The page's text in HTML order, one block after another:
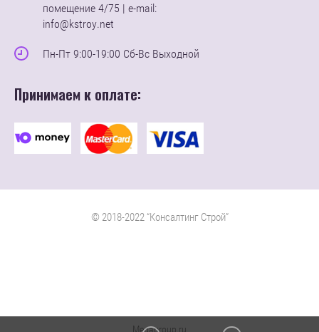
помещение 4/75 | e-mail:
info@kstroy.net
Пн-Пт 9:00-19:00 Сб-Вс Выходной
Принимаем к оплате:
© 2018-2022 “Консалтинг Строй”
Megagroup.ru